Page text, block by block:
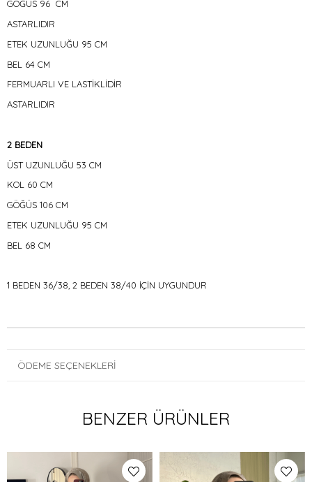
GÖĞÜS 96 CM
ASTARLIDIR
ETEK UZUNLUĞU 95 CM
BEL 64 CM
FERMUARLI VE LASTİKLİDİR
ASTARLIDIR
2 BEDEN
ÜST UZUNLUĞU 53 CM
KOL 60 CM
GÖĞÜS 106 CM
ETEK UZUNLUĞU 95 CM
BEL 68 CM
1 BEDEN 36/38, 2 BEDEN 38/40 İÇİN UYGUNDUR
ÖDEME SEÇENEKLERI
BENZER ÜRÜNLER